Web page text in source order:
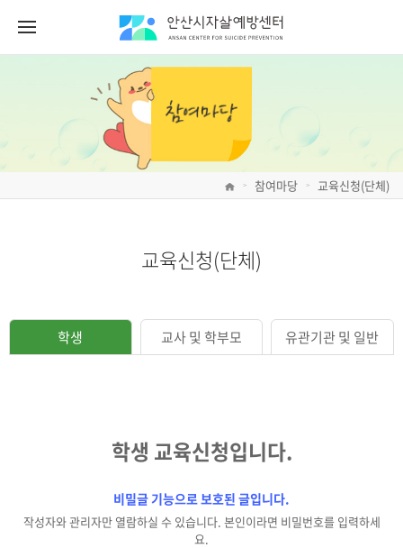
> 참여마당 > 교육신청(단체)
교육신청(단체)
학생 교사 및 학부모 유관기관 및 일반
학생 교육신청입니다.
비밀글 기능으로 보호된 글입니다.
작성자와 관리자만 열람하실 수 있습니다. 본인이라면 비밀번호를 입력하세
요.